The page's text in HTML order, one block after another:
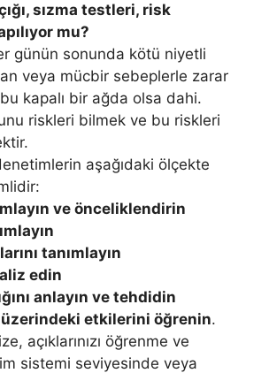
sızma testleri, risk
mu?
günün sonunda kötü niyetli
veya mücbir sebeplerle zarar
kapalı bir ağda olsa dahi.
riskleri bilmek ve bu riskleri
aşağıdaki ölçekte
ve önceliklendirin
tanımlayın
edin
anlayın ve tehdidin
etkilerini öğrenin.
açıklarınızı öğrenme ve
sistemi seviyesinde veya